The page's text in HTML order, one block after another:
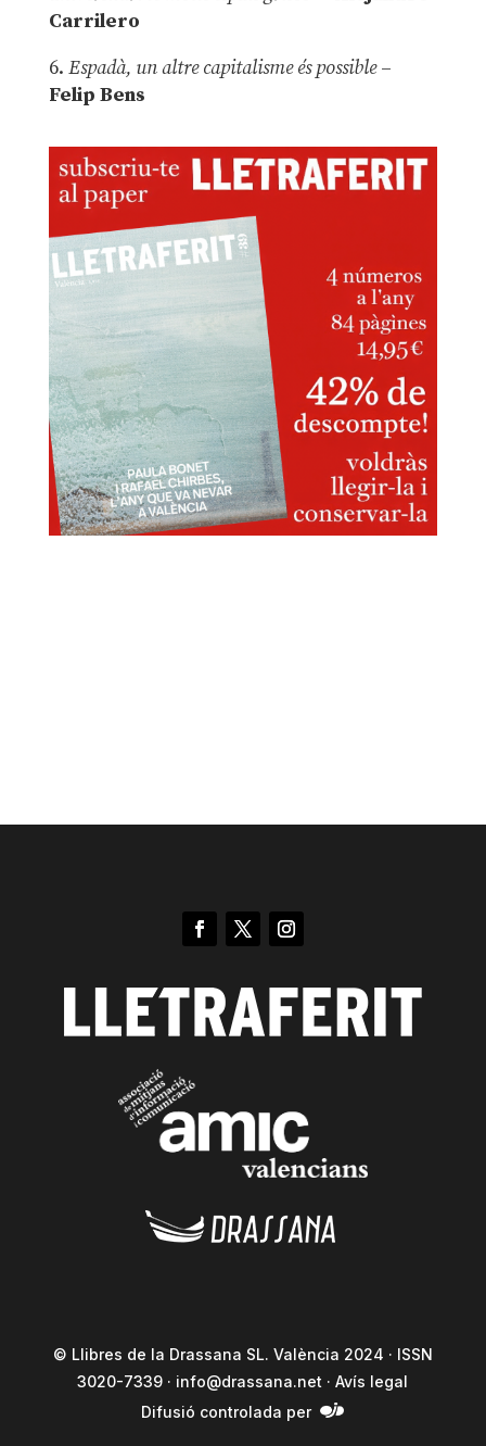
Carrilero
6. Espadà, un altre capitalisme és possible –
Felip Bens
© Llibres de la Drassana SL. València 2024 · ISSN
3020-7339 · info@drassana.net ·Avís legal
Difusió controlada per